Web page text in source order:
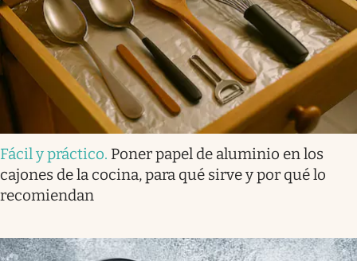
Fácil y práctico. Poner papel de aluminio en los
cajones de la cocina, para qué sirve y por qué lo
recomiendan